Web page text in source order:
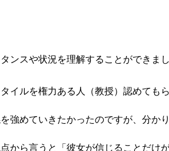
ンスや状況を理解することができまし
イルを権力ある人（教授）認めても
強めていきたかったのですが、分
から言うと「彼女が信じることだけ